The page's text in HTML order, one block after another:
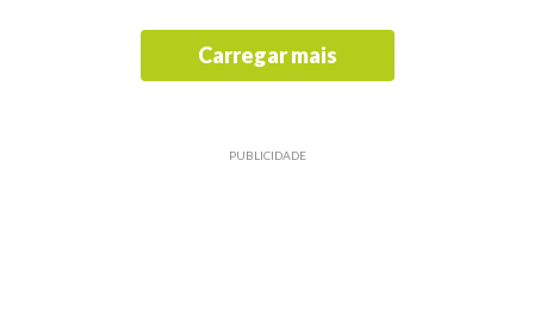
Carregar mais
PUBLICIDADE